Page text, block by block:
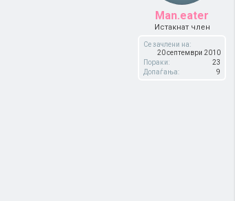
Man.eater
Истакнат член
Се зачлени на:
20 септември 2010
Пораки:
23
Допаѓања:
9